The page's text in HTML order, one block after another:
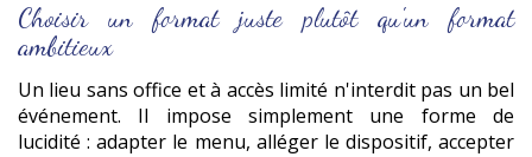
Choisir un format juste plutôt qu'un format
ambitieux
Un lieu sans office et à accès limité n'interdit pas un bel
événement. Il impose simplement une forme de
lucidité : adapter le menu, alléger le dispositif, accepter